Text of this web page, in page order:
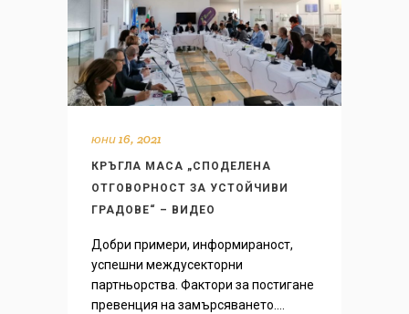
юни 16, 2021
КРЪГЛА МАСА „СПОДЕЛЕНА
ОТГОВОРНОСТ ЗА УСТОЙЧИВИ
ГРАДОВЕ“ – ВИДЕО
Добри примери, информираност,
успешни междусекторни
партньорства. Фактори за постигане
превенция на замърсяването....